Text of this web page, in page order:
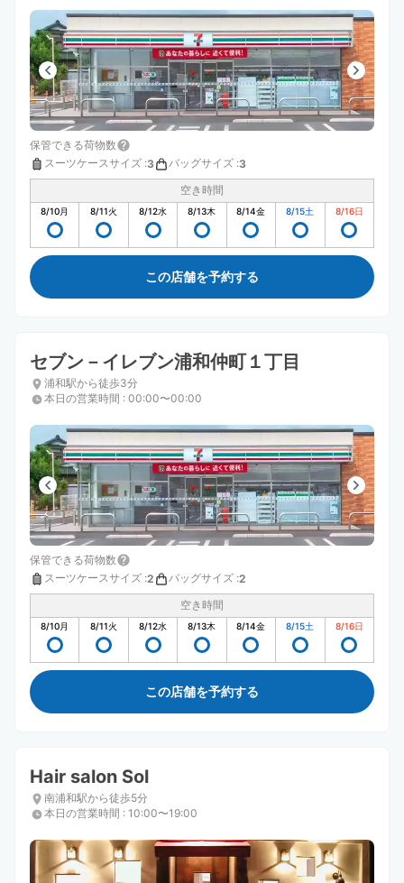
保管できる荷物数
スーツケースサイズ :3 バッグサイズ :3
空き時間
8/10月 8/11火 8/12水 8/13木 8/14金 8/15土 8/16日
この店舗を予約する
セブン－イレブン浦和仲町１丁目
浦和駅から徒歩3分
本日の営業時間 : 00:00〜00:00
保管できる荷物数
スーツケースサイズ :2 バッグサイズ :2
空き時間
8/10月 8/11火 8/12水 8/13木 8/14金 8/15土 8/16日
この店舗を予約する
Hair salon Sol
南浦和駅から徒歩5分
本日の営業時間 : 10:00〜19:00